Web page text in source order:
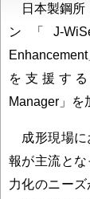
日本製鋼所
ン「J-
を支援す
Manager」を
成形現場に
報が主流と
力化のニー